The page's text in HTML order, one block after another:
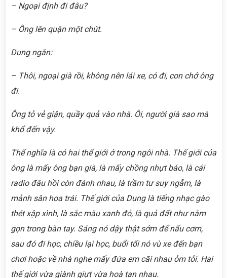
– Ngoại định đi đâu?
– Ông lên quận một chút.
Dung ngăn:
– Thôi, ngoại già rồi, không nên lái xe, có đi, con chở ông
đi.
Ông tỏ vẻ giận, quầy quả vào nhà. Ôi, người già sao mà
khổ đến vậy.
Thế nghĩa là có hai thế giới ở trong ngôi nhà. Thế giới của
ông là mấy ông bạn già, là mấy chồng nhựt báo, là cái
radio đâu hồi còn đánh nhau, là trầm tư suy ngẫm, là
mảnh sân hoa trái. Thế giới của Dung là tiếng nhạc gào
thét xập xình, là sắc màu xanh đỏ, là quả đất như nằm
gọn trong bàn tay. Sáng nó dậy thật sớm để nấu cơm,
sau đó đi học, chiều lại học, buổi tối nó vù xe đến bạn
chơi hoặc về nhà nghe mấy đứa em cãi nhau ỏm tỏi. Hai
thế giới vừa giành giựt vừa hoà tan nhau.